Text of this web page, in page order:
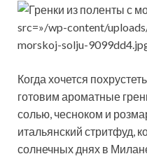
src=»/wp-content/
morskoj-solju-
Когда хочется
готовим ароматные
солью, чесноком и
итальянский стритфуд,
солнечных днях в